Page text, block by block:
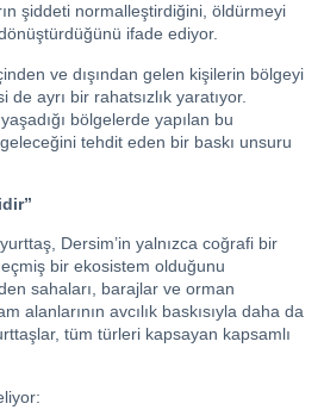
şiddeti normalleştirdiğini, öldürmeyi
ifade ediyor.
ve dışından gelen kişilerin bölgeyi
ayrı bir rahatsızlık yaratıyor.
bölgelerde yapılan bu
tehdit eden bir baskı unsuru
Dersim’in yalnızca coğrafi bir
bir ekosistem olduğunu
sahaları, barajlar ve orman
alanlarının avcılık baskısıyla daha da
tüm türleri kapsayan kapsamlı